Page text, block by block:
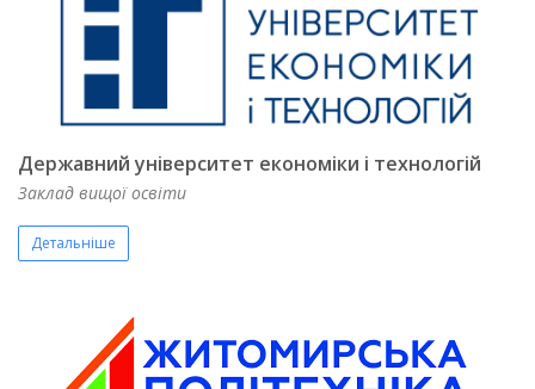
Державний університет економіки і технологій
Заклад вищої освіти
Детальніше